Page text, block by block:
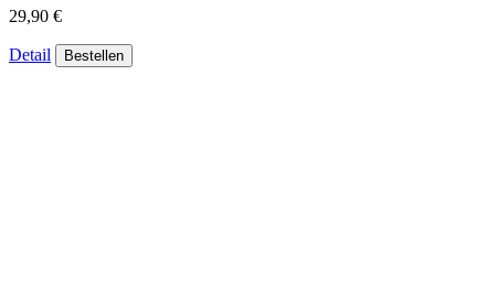
29,90 €
Detail Bestellen